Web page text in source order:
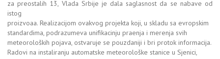
za preostalih 13, Vlada Srbije je dala saglasnost da se nabave od
istog
proizvoaa. Realizacijom ovakvog projekta koji, u skladu sa evropskim
standardima, podrazumeva unifikacinju praenja i merenja svih
meteoroloških pojava, ostvaruje se pouzdaniji i bri protok informacija.
Radovi na instaliranju automatske meteorološke stanice u Sjenici,